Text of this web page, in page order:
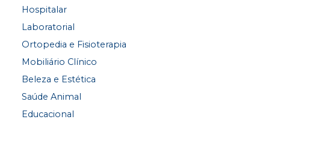
Hospitalar
Laboratorial
Ortopedia e Fisioterapia
Mobiliário Clínico
Beleza e Estética
Saúde Animal
Educacional